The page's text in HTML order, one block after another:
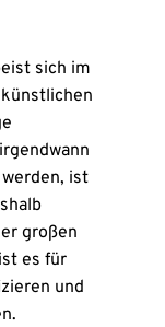
sich im
ist
großen
es für
und